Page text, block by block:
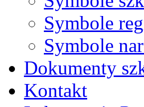
Symbole
Symbole
Dokumenty
Kontakt